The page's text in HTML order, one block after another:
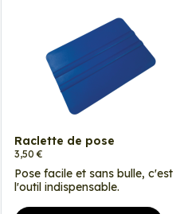
Raclette de pose
3,50 €
Pose facile et sans bulle, c'est
l'outil indispensable.